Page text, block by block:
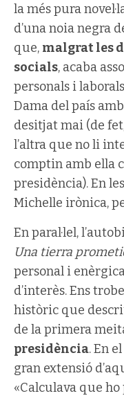
la més pura
d’una noia negra
que, malgrat les
socials, acaba
personals i
Dama del país
desitjat mai (de
l’altra que no li
comptin amb ella
presidència). En
Michelle irònica,
En paral·lel,
Una tierra
personal i
d’interès. Ens
històric que
de la primera
presidència. En
gran extensió
«Calculava que